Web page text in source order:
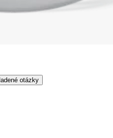
otázky